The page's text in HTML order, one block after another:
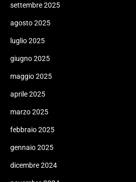
settembre 2025
agosto 2025
luglio 2025
giugno 2025
maggio 2025
aprile 2025
marzo 2025
febbraio 2025
gennaio 2025
dicembre 2024